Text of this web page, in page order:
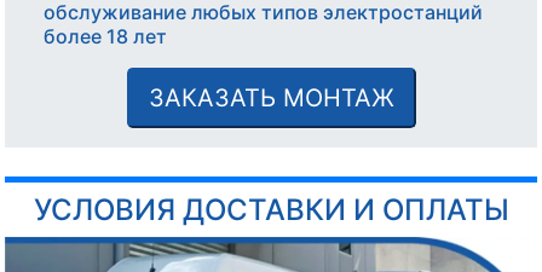
обслуживание любых типов электростанций
более 18 лет
ЗАКАЗАТЬ МОНТАЖ
УСЛОВИЯ ДОСТАВКИ И ОПЛАТЫ